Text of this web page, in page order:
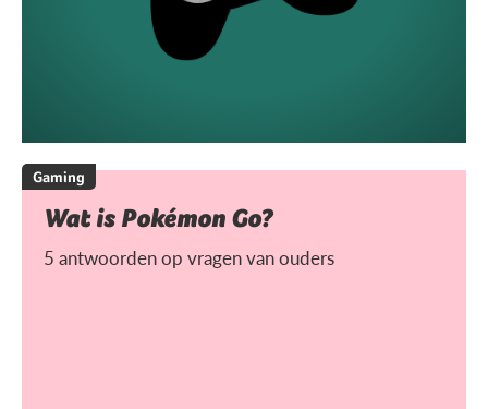
Gaming
Wat is Pokémon Go?
5 antwoorden op vragen van ouders